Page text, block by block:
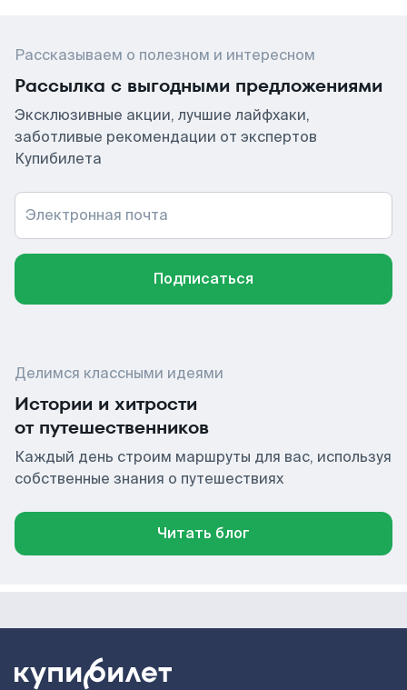
Рассказываем о полезном и интересном
Рассылка с выгодными предложениями
Эксклюзивные акции, лучшие лайфхаки,
заботливые рекомендации от экспертов
Купибилета
Электронная почта
Подписаться
Делимся классными идеями
Истории и хитрости
от путешественников
Каждый день строим маршруты для вас, используя
собственные знания о путешествиях
Читать блог